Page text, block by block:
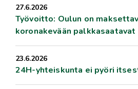
27.6.2026
Työvoitto: Oulun on
koronakevään palkkasaatavat
23.6.2026
24H-yhteiskunta ei pyöri